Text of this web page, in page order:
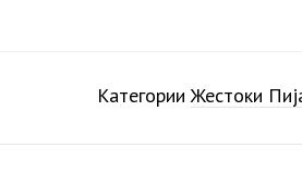
КатегорииЖестоки